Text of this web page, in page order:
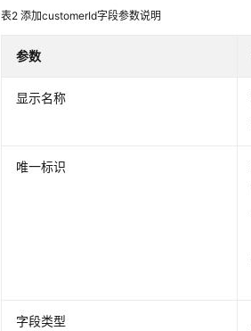
表2添加customerId字段参数说明
参数
显示名称
唯一标识
字段类型